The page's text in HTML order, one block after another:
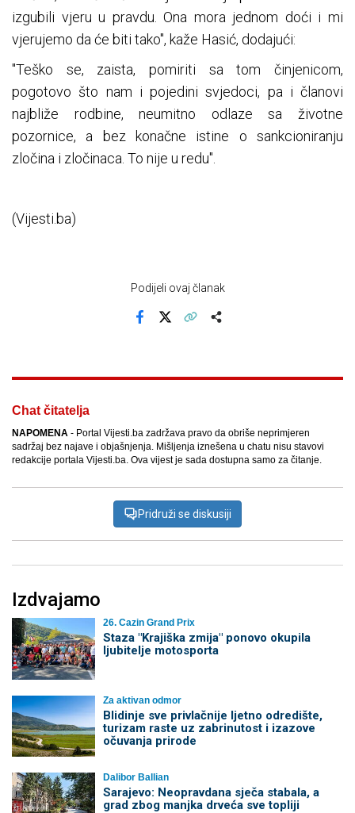
izgubili vjeru u pravdu. Ona mora jednom doći i mi
vjerujemo da će biti tako", kaže Hasić, dodajući:
"Teško se, zaista, pomiriti sa tom činjenicom,
pogotovo što nam i pojedini svjedoci, pa i članovi
najbliže rodbine, neumitno odlaze sa životne
pozornice, a bez konačne istine o sankcioniranju
zločina i zločinaca. To nije u redu".
(Vijesti.ba)
Podijeli ovaj članak
Chat čitatelja
NAPOMENA - Portal Vijesti.ba zadržava pravo da obriše neprimjeren
sadržaj bez najave i objašnjenja. Mišljenja iznešena u chatu nisu stavovi
redakcije portala Vijesti.ba. Ova vijest je sada dostupna samo za čitanje.
Pridruži se diskusiji
Izdvajamo
26. Cazin Grand Prix
Staza "Krajiška zmija" ponovo okupila
ljubitelje motosporta
Za aktivan odmor
Blidinje sve privlačnije ljetno odredište,
turizam raste uz zabrinutost i izazove
očuvanja prirode
Dalibor Ballian
Sarajevo: Neopravdana sječa stabala, a
grad zbog manjka drveća sve topliji